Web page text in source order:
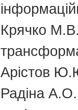
Крячко
Арістов
Радіна А.О.